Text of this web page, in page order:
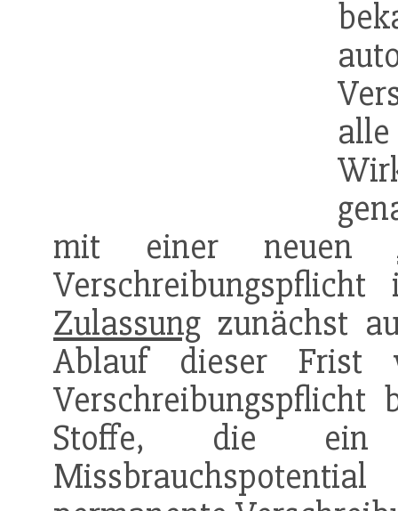
mit einer neuen
Zulassung zunächst
Ablauf dieser Frist
Verschreibungspflicht
Stoffe, die